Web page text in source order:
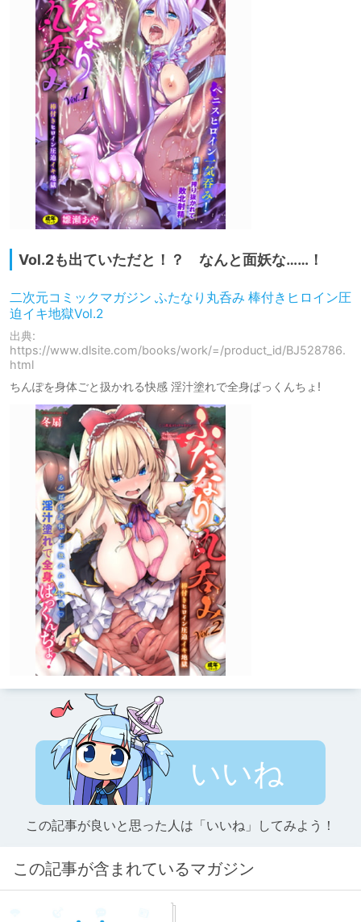
Vol.2も出ていただと！？ なんと面妖な……！
二次元コミックマガジン ふたなり丸呑み 棒付きヒロイン圧
迫イキ地獄Vol.2
出典:
https://www.dlsite.com/books/work/=/product_id/BJ528786.
html
ちんぽを身体ごと扱かれる快感 淫汁塗れで全身ぱっくんちょ!
いいね
この記事が良いと思った人は「いいね」してみよう！
この記事が含まれているマガジン